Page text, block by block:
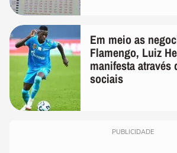
Em meio as
Flamengo, Luiz
manifesta através
sociais
PUBLICIDADE